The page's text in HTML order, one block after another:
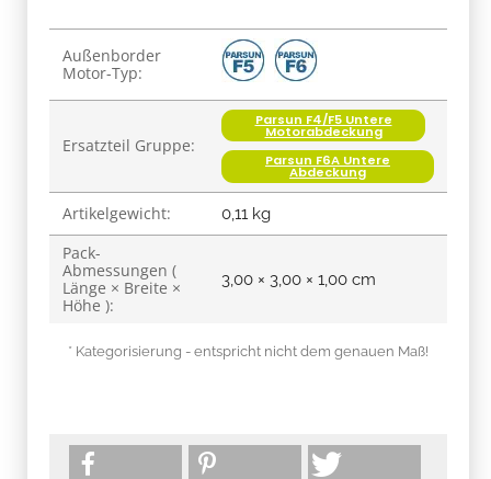
Produkteigenschaft
Wert
Außenborder
Motor-Typ:
Ersatzteil Gruppe:
Parsun F4/F5 Untere
Motorabdeckung
Parsun F6A Untere
Abdeckung
Artikelgewicht: 0,11 kg
Pack-
Abmessungen (
Länge × Breite ×
Höhe ):
3,00 × 3,00 × 1,00 cm
* Kategorisierung - entspricht nicht dem genauen Maß!